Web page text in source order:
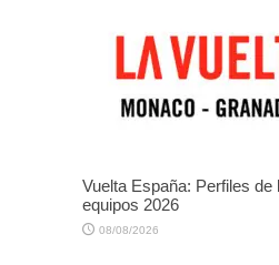
Vuelta España: Perfiles de
equipos 2026
08/08/2026